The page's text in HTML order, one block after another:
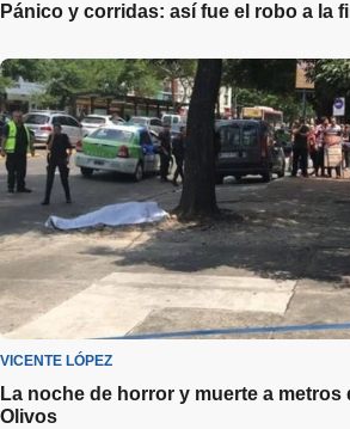
Pánico y corridas: así fue el robo a la
VICENTE LÓPEZ
La noche de horror y muerte a metros
Olivos